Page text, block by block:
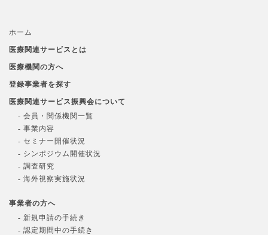
ホーム
医療関連サービスとは
医療機関の方へ
登録事業者を探す
医療関連サービス振興会について
- 会員・関係機関一覧
- 事業内容
- セミナー開催状況
- シンポジウム開催状況
- 調査研究
- 海外視察実施状況
事業者の方へ
- 新規申請の手続き
- 認定期間中の手続き